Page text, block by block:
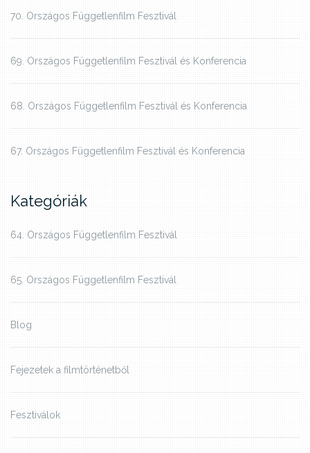
70. Országos Függetlenfilm Fesztivál
69. Országos Függetlenfilm Fesztivál és Konferencia
68. Országos Függetlenfilm Fesztivál és Konferencia
67. Országos Függetlenfilm Fesztivál és Konferencia
Kategóriák
64. Országos Függetlenfilm Fesztivál
65. Országos Függetlenfilm Fesztivál
Blog
Fejezetek a filmtörténetből
Fesztiválok